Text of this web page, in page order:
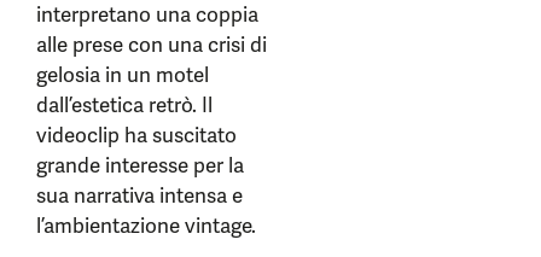
interpretano una coppia
alle prese con una crisi di
gelosia in un motel
dall’estetica retrò. Il
videoclip ha suscitato
grande interesse per la
sua narrativa intensa e
l’ambientazione vintage.